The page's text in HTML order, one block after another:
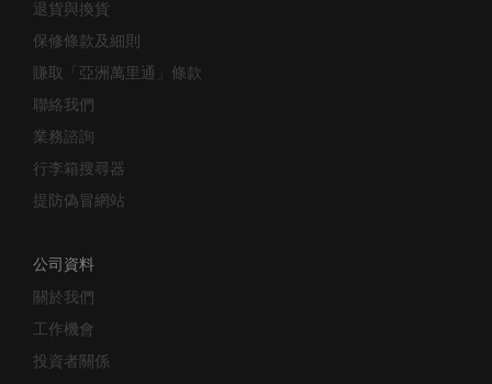
保修條款及細則
賺取「亞洲萬里通」條款
聯絡我們
業務諮詢
行李箱搜尋器
提防偽冒網站
關於我們
工作機會
投資者關係
門市位置